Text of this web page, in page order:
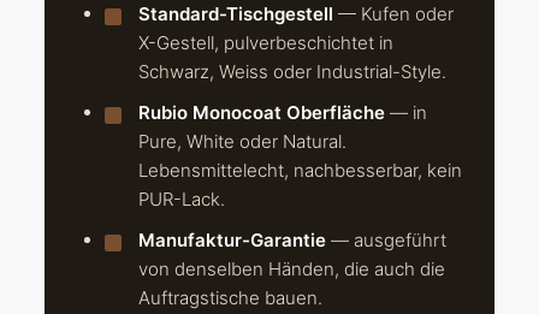
Standard-Tischgestell — Kufen oder
X-Gestell, pulverbeschichtet in
Schwarz, Weiss oder Industrial-Style.
Rubio Monocoat Oberfläche— in
Pure, White oder Natural.
Lebensmittelecht, nachbesserbar, kein
PUR-Lack.
Manufaktur-Garantie— ausgeführt
von denselben Händen, die auch die
Auftragstische bauen.